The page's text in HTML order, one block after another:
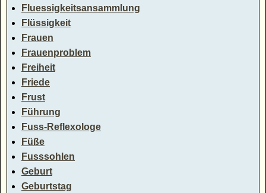
Fluessigkeitsansammlung
Flüssigkeit
Frauen
Frauenproblem
Freiheit
Friede
Frust
Führung
Fuss-Reflexologe
Füße
Fusssohlen
Geburt
Geburtstag